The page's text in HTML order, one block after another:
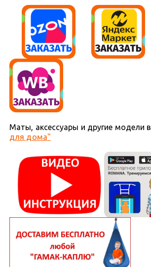
Маты, аксессуары и другие модели в
для дома"